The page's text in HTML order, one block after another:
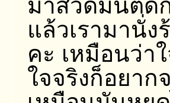
มาสวดมนต์ดี
แล้วเรามานั่
คะ เหมือนว่า
ใจจริงก็อยา